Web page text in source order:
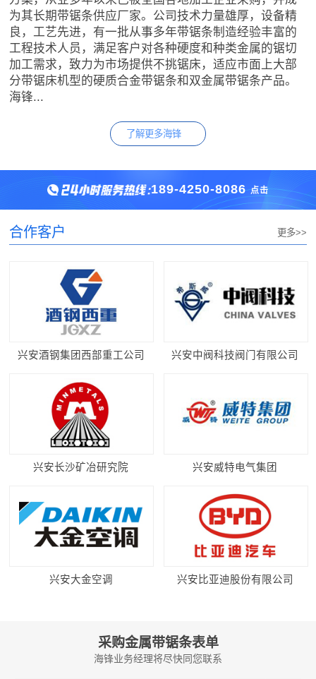
为其长期带锯条供应厂家。公司技术力量雄厚，设备精
良，工艺先进，有一批从事多年带锯条制造经验丰富的
工程技术人员，满足客户对各种硬度和种类金属的锯切
加工需求，致力为市场提供不挑锯床，适应市面上大部
分带锯床机型的硬质合金带锯条和双金属带锯条产品。
海锋...
了解更多海锋
189-4250-8086点击
更多>>
合作客户
兴安酒钢集团西部重工公司 兴安中阀科技阀门有限公司
兴安长沙矿冶研究院 兴安威特电气集团
兴安大金空调 兴安比亚迪股份有限公司
采购金属带锯条表单
海锋业务经理将尽快同您联系